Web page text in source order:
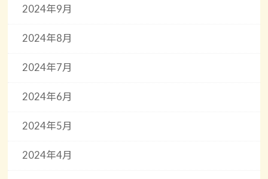
2024年9月
2024年8月
2024年7月
2024年6月
2024年5月
2024年4月